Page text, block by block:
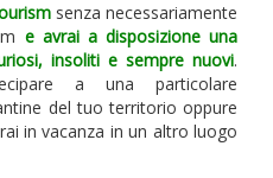
senza necessariamente
e avrai a disposizione una
insoliti e sempre nuovi.
a una particolare
del tuo territorio oppure
in vacanza in un altro luogo